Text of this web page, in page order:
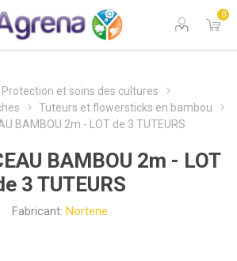
0
Protection et soins des cultures
Tuteurs et flowersticks en bambou
BAMBOU 2m - LOT de 3 TUTEURS
BAMBOU 2m - LOT
3 TUTEURS
Fabricant: Nortene